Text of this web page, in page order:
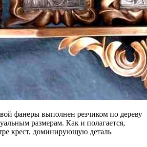
фанеры выполнен резчиком по дереву
размерам. Как и полагается,
крест, доминирующую деталь